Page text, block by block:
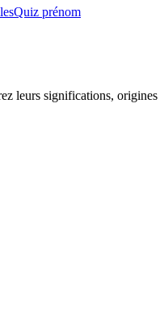
Quiz prénom
leurs significations, origines